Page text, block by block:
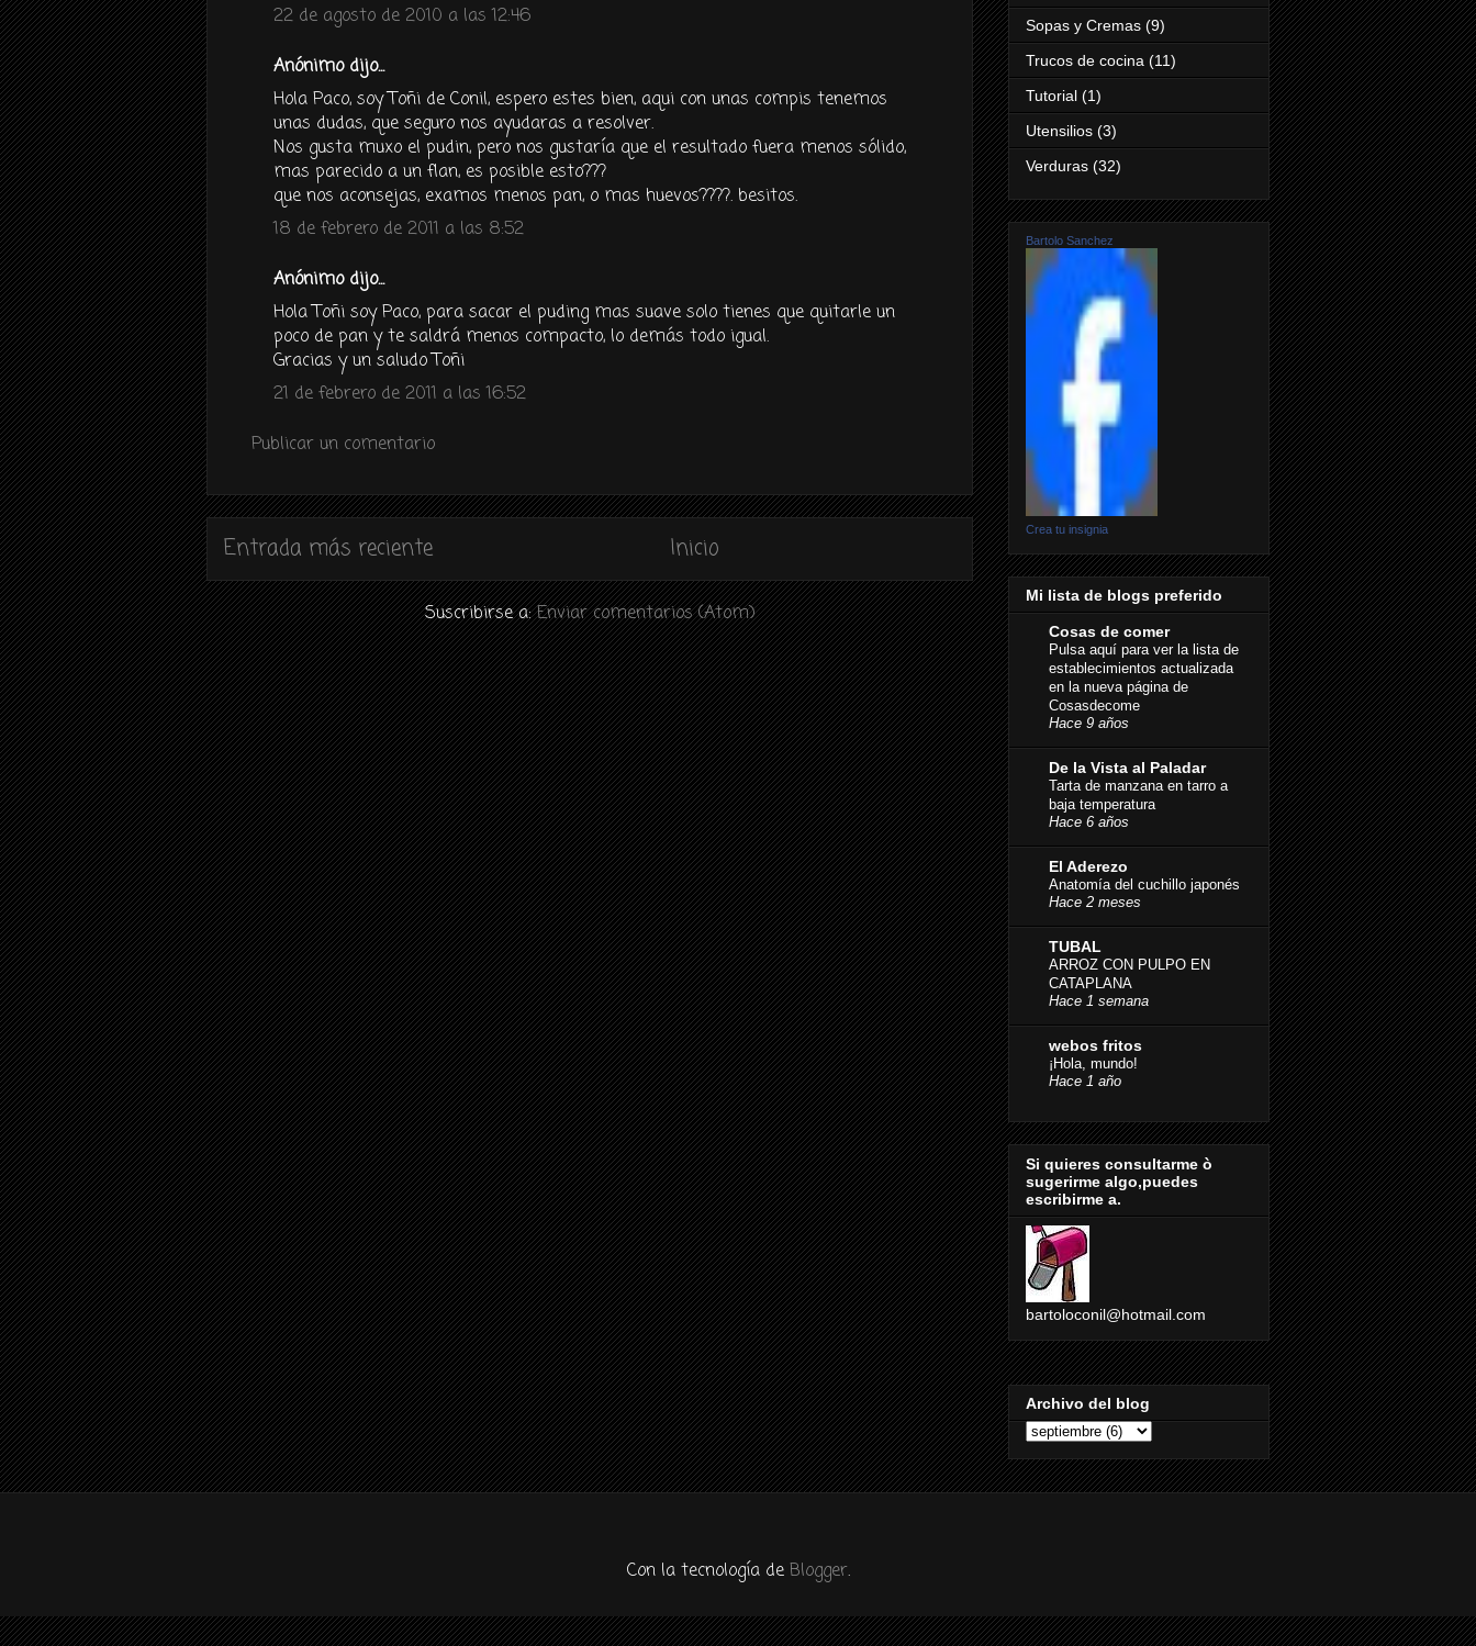
22 de agosto de 2010 a las 12:46
Anónimo dijo...
Hola Paco, soy Toñi de Conil, espero estes bien, aqui con unas compis tenemos
unas dudas, que seguro nos ayudaras a resolver.
Nos gusta muxo el pudin, pero nos gustaría que el resultado fuera menos sólido,
mas parecido a un flan, es posible esto???
que nos aconsejas, examos menos pan, o mas huevos????. besitos.
18 de febrero de 2011 a las 8:52
Anónimo dijo...
Hola Toñi soy Paco, para sacar el puding mas suave solo tienes que quitarle un
poco de pan y te saldrá menos compacto, lo demás todo igual.
Gracias y un saludo Toñi
21 de febrero de 2011 a las 16:52
Publicar un comentario
Entrada más reciente Inicio
Suscribirse a:Enviar comentarios (Atom)
Sopas y Cremas (9)
Trucos de cocina (11)
Tutorial (1)
Utensilios (3)
Verduras (32)
Bartolo Sanchez
Crea tu insignia
Mi lista de blogs preferido
Cosas de comer
Pulsa aquí para ver la lista de
establecimientos actualizada
en la nueva página de
Cosasdecome
Hace 9 años
De la Vista al Paladar
Tarta de manzana en tarro a
baja temperatura
Hace 6 años
El Aderezo
Anatomía del cuchillo japonés
Hace 2 meses
TUBAL
ARROZ CON PULPO EN
CATAPLANA
Hace 1 semana
webos fritos
¡Hola, mundo!
Hace 1 año
Si quieres consultarme ò
sugerirme algo,puedes
escribirme a.
bartoloconil@hotmail.com
Archivo del blog
Con la tecnología de Blogger.